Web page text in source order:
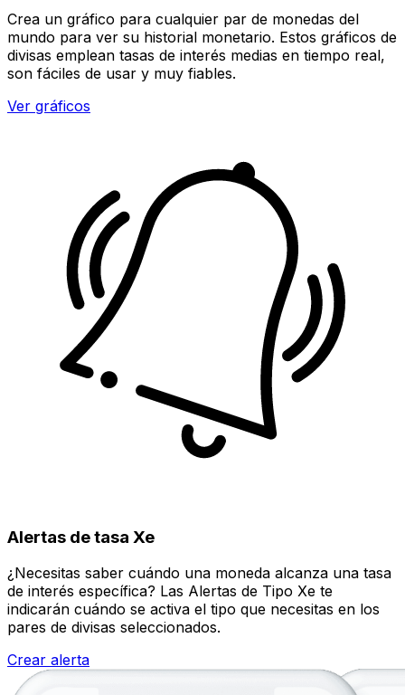
Crea un gráfico para cualquier par de monedas del
mundo para ver su historial monetario. Estos gráficos de
divisas emplean tasas de interés medias en tiempo real,
son fáciles de usar y muy fiables.
Ver gráficos
Alertas de tasa Xe
¿Necesitas saber cuándo una moneda alcanza una tasa
de interés específica? Las Alertas de Tipo Xe te
indicarán cuándo se activa el tipo que necesitas en los
pares de divisas seleccionados.
Crear alerta